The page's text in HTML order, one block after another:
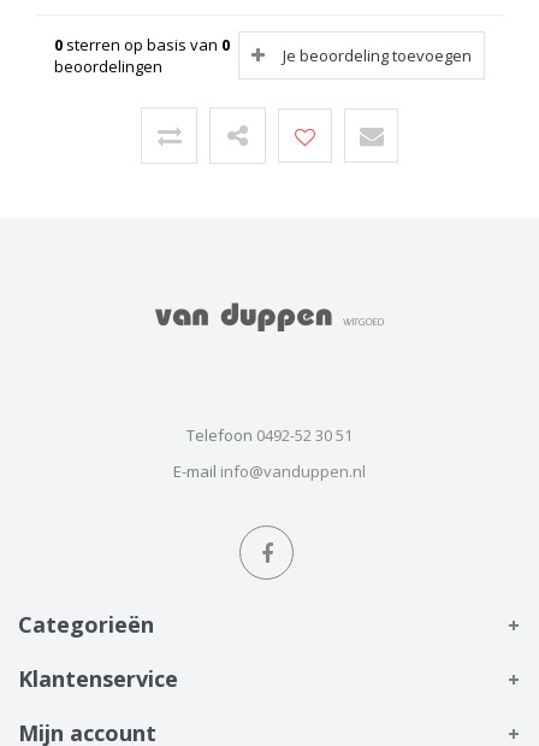
0 sterren op basis van 0
beoordelingen
Je beoordeling toevoegen
Telefoon 0492-52 30 51
E-mail info@vanduppen.nl
Categorieën
Klantenservice
Mijn account